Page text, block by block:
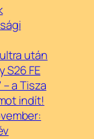
után
S26 FE
a Tisza
indít!